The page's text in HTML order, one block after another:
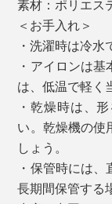
素材：ポリエス
＜お手入れ＞
・洗濯時は冷水
・アイロンは
は、低温で軽く
・乾燥時は、
い。乾燥機の使
しょう。
・保管時には
長期間保管する